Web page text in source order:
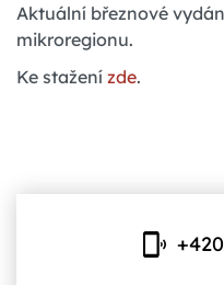
Aktuální březnové
mikroregionu.
Ke stažení zde.